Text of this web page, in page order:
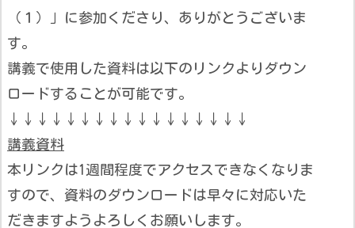
（１）」に参加くださり、ありがとうございま
す。
講義で使用した資料は以下のリンクよりダウン
ロードすることが可能です。
↓↓↓↓↓↓↓↓↓↓↓↓↓↓↓↓↓
講義資料
本リンクは1週間程度でアクセスできなくなりま
すので、資料のダウンロードは早々に対応いた
だきますようよろしくお願いします。